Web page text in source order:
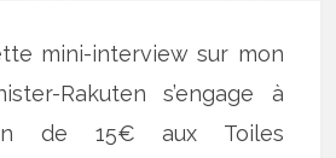
mini-interview sur mon
Rakuten s’engage à
de 15€ aux Toiles